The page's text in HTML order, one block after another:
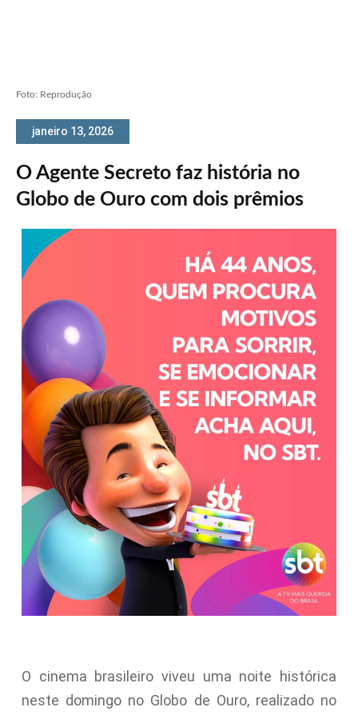
Foto: Reprodução
janeiro 13, 2026
O Agente Secreto faz história no
Globo de Ouro com dois prêmios
O cinema brasileiro viveu uma noite histórica
neste domingo no Globo de Ouro, realizado no